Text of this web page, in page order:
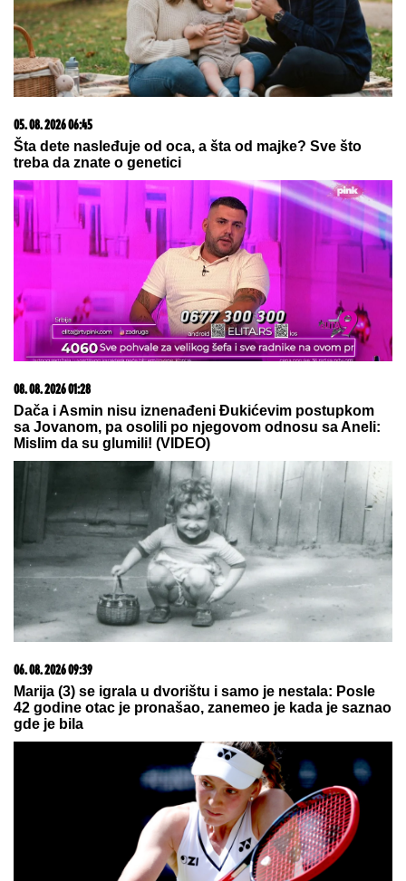
porodica posle presude
GLUMICA SA GASTOZOM I ANĐELOM NA
MALDIVIMA!Evo o kome je reč: Trčkaraju po pesku,
golišava tela u prvom planu (FOTO)
ANI NIKOLIĆ SLEDUJE TUŽBA!
Oglasio se ADVOKAT Jelene
Radanović i javno izdao saopštenje:
"VOLIM STARIJE DEVOJKE"Mina i
Viktor progovorili o PRESELJENJU I
BRAKU, pa OPLELI po rijaliti
učesnicima: "Ledena kraljica je
opelješila deda Daneta (VIDEO)
by Aklamator
05. 08. 2026 06:45
Šta dete nasleđuje od oca, a šta od majke? Sve što
treba da znate o genetici